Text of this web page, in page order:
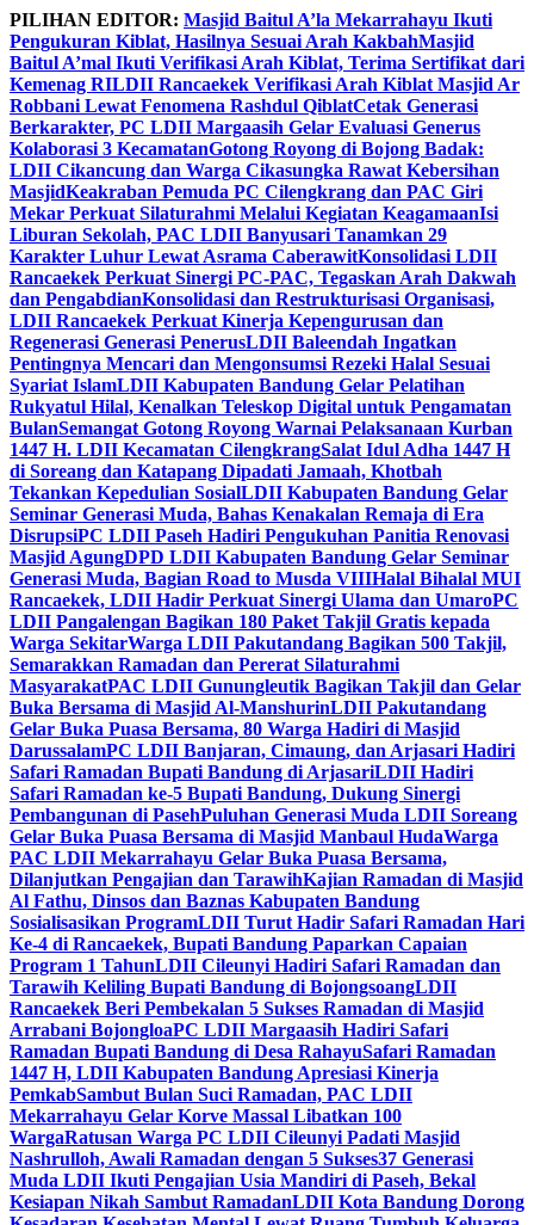
Skip
to
content
PILIHAN EDITOR: Masjid Baitul A’la Mekarrahayu Ikuti
Pengukuran Kiblat, Hasilnya Sesuai Arah KakbahMasjid
Baitul A’mal Ikuti Verifikasi Arah Kiblat, Terima Sertifikat dari
Kemenag RILDII Rancaekek Verifikasi Arah Kiblat Masjid Ar
Robbani Lewat Fenomena Rashdul QiblatCetak Generasi
Berkarakter, PC LDII Margaasih Gelar Evaluasi Generus
Kolaborasi 3 KecamatanGotong Royong di Bojong Badak:
LDII Cikancung dan Warga Cikasungka Rawat Kebersihan
MasjidKeakraban Pemuda PC Cilengkrang dan PAC Giri
Mekar Perkuat Silaturahmi Melalui Kegiatan KeagamaanIsi
Liburan Sekolah, PAC LDII Banyusari Tanamkan 29
Karakter Luhur Lewat Asrama CaberawitKonsolidasi LDII
Rancaekek Perkuat Sinergi PC-PAC, Tegaskan Arah Dakwah
dan PengabdianKonsolidasi dan Restrukturisasi Organisasi,
LDII Rancaekek Perkuat Kinerja Kepengurusan dan
Regenerasi Generasi PenerusLDII Baleendah Ingatkan
Pentingnya Mencari dan Mengonsumsi Rezeki Halal Sesuai
Syariat IslamLDII Kabupaten Bandung Gelar Pelatihan
Rukyatul Hilal, Kenalkan Teleskop Digital untuk Pengamatan
BulanSemangat Gotong Royong Warnai Pelaksanaan Kurban
1447 H. LDII Kecamatan CilengkrangSalat Idul Adha 1447 H
di Soreang dan Katapang Dipadati Jamaah, Khotbah
Tekankan Kepedulian SosialLDII Kabupaten Bandung Gelar
Seminar Generasi Muda, Bahas Kenakalan Remaja di Era
DisrupsiPC LDII Paseh Hadiri Pengukuhan Panitia Renovasi
Masjid AgungDPD LDII Kabupaten Bandung Gelar Seminar
Generasi Muda, Bagian Road to Musda VIIIHalal Bihalal MUI
Rancaekek, LDII Hadir Perkuat Sinergi Ulama dan UmaroPC
LDII Pangalengan Bagikan 180 Paket Takjil Gratis kepada
Warga SekitarWarga LDII Pakutandang Bagikan 500 Takjil,
Semarakkan Ramadan dan Pererat Silaturahmi
MasyarakatPAC LDII Gunungleutik Bagikan Takjil dan Gelar
Buka Bersama di Masjid Al-ManshurinLDII Pakutandang
Gelar Buka Puasa Bersama, 80 Warga Hadiri di Masjid
DarussalamPC LDII Banjaran, Cimaung, dan Arjasari Hadiri
Safari Ramadan Bupati Bandung di ArjasariLDII Hadiri
Safari Ramadan ke-5 Bupati Bandung, Dukung Sinergi
Pembangunan di PasehPuluhan Generasi Muda LDII Soreang
Gelar Buka Puasa Bersama di Masjid Manbaul HudaWarga
PAC LDII Mekarrahayu Gelar Buka Puasa Bersama,
Dilanjutkan Pengajian dan TarawihKajian Ramadan di Masjid
Al Fathu, Dinsos dan Baznas Kabupaten Bandung
Sosialisasikan ProgramLDII Turut Hadir Safari Ramadan Hari
Ke-4 di Rancaekek, Bupati Bandung Paparkan Capaian
Program 1 TahunLDII Cileunyi Hadiri Safari Ramadan dan
Tarawih Keliling Bupati Bandung di BojongsoangLDII
Rancaekek Beri Pembekalan 5 Sukses Ramadan di Masjid
Arrabani BojongloaPC LDII Margaasih Hadiri Safari
Ramadan Bupati Bandung di Desa RahayuSafari Ramadan
1447 H, LDII Kabupaten Bandung Apresiasi Kinerja
PemkabSambut Bulan Suci Ramadan, PAC LDII
Mekarrahayu Gelar Korve Massal Libatkan 100
WargaRatusan Warga PC LDII Cileunyi Padati Masjid
Nashrulloh, Awali Ramadan dengan 5 Sukses37 Generasi
Muda LDII Ikuti Pengajian Usia Mandiri di Paseh, Bekal
Kesiapan Nikah Sambut RamadanLDII Kota Bandung Dorong